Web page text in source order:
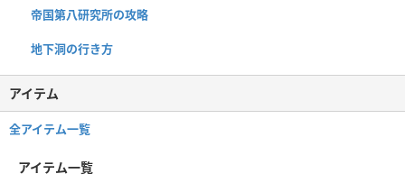
帝国第八研究所の攻略
地下洞の行き方
アイテム
全アイテム一覧
アイテム一覧